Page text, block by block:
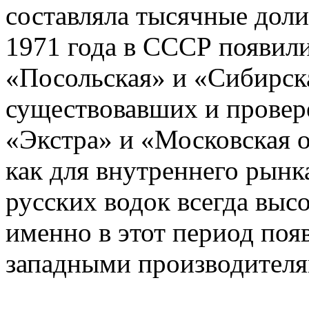
составляла тысячные
1971 года в СССР
«Посольская» и
существовавших и
«Экстра» и «Московская
как для внутреннего
русских водок всегда
именно в этот период
западными